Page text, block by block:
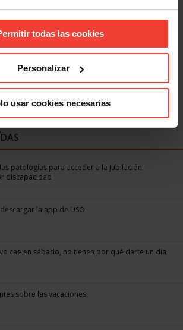
todas las cookies
Personalizar
usar cookies necesarias
patologías para acceder a la jubilación
discapacidad
la app de USO
cae en sábado, no tienen por qué darte un día
sobre las vacaciones